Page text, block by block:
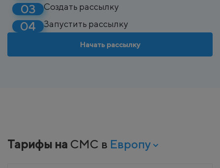
Создать рассылку
Запустить рассылку
Начать рассылку
Тарифы на СМС в Европу